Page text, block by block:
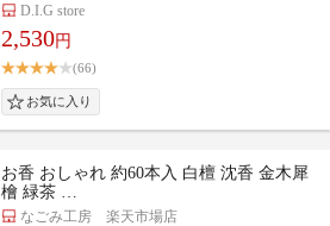
D.I.G store
2,530円
(66)
お香 おしゃれ 約60本入 白檀 沈香 金木犀
檜 緑茶 …
なごみ工房 楽天市場店